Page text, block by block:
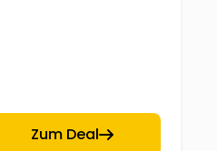
Zum Deal